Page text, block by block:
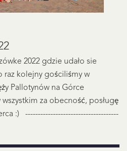
2022 gdzie udało sie
raz kolejny gościliśmy w
Pallotynów na Górce
za obecność, posługę
:) -------------------------------------